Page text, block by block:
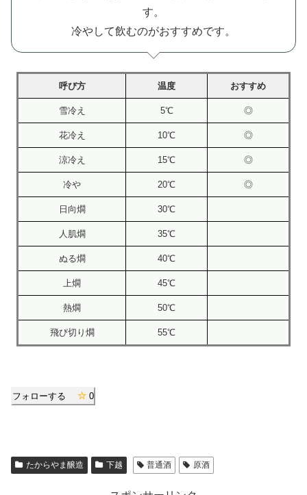
す。
冷やして飲むのがおすすめです。
呼び方 温度 おすすめ
雪冷え 5℃ ◎
花冷え 10℃ ◎
涼冷え 15℃ ◎
冷や 20℃ ◎
日向燗 30℃
人肌燗 35℃
ぬる燗 40℃
上燗 45℃
熱燗 50℃
飛び切り燗 55℃
フォローする 0
たからやま醸造 下越 普通酒 原酒